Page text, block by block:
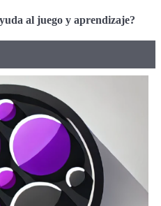
al juego y aprendizaje?